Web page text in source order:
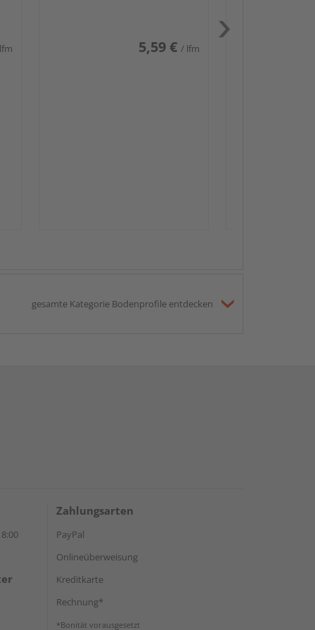
5,59 € / lfm
gesamte Kategorie Bodenprofile entdecken
Zahlungsarten
PayPal
Onlineüberweisung
Kreditkarte
Rechnung*
*Bonität vorausgesetzt